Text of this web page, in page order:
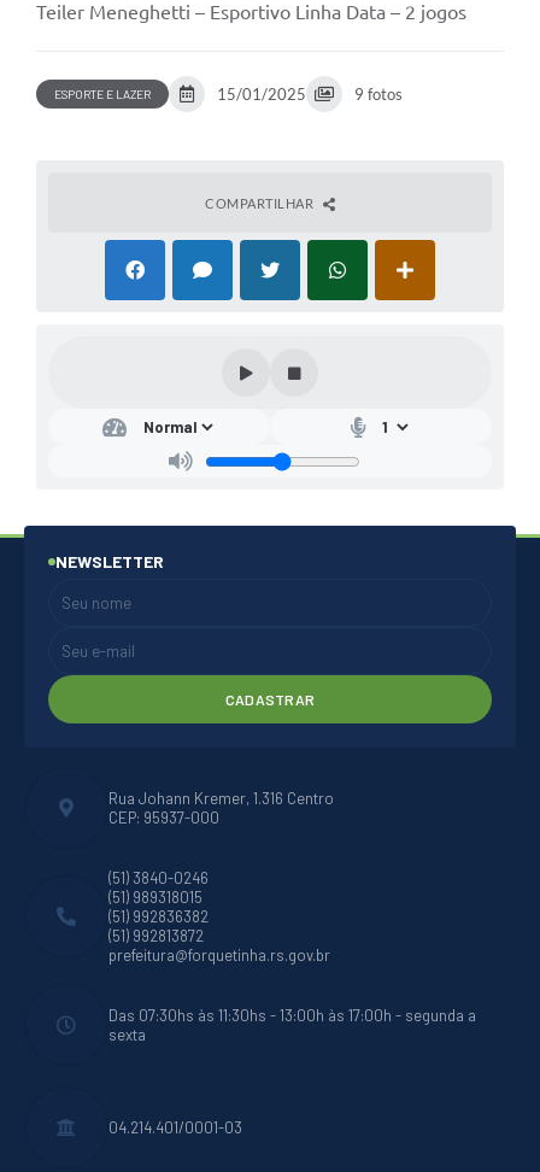
Teiler Meneghetti – Esportivo Linha Data – 2 jogos
ESPORTE E LAZER 15/01/2025 9 fotos
COMPARTILHAR
Rua Johann Kremer, 1.316 Centro
CEP: 95937-000
(51) 3840-0246
(51) 989318015
(51) 992836382
(51) 992813872
prefeitura@forquetinha.rs.gov.br
Das 07:30hs às 11:30hs - 13:00h às 17:00h - segunda a
sexta
04.214.401/0001-03
NEWSLETTER
CADASTRAR